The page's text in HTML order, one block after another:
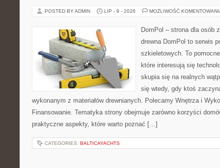
POSTED BY ADMIN LIP - 9 - 2026 MOŻLIWOŚĆ
DomPol – strona dla osób
drewna DomPol to serwis
szkieletowych. To
które interesują się
skupia się na realnych
się wtedy, gdy ktoś
wykonanym z materiałów drewnianych. Polecamy Wnętrza i
Finansowanie. Tematyka strony obejmuje zarówno korzyści
praktyczne aspekty, które warto poznać […]
CATEGORIES: BALTICAYACHTS